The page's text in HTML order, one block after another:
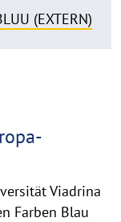
(EXTERN)
Viadrina
Farben Blau